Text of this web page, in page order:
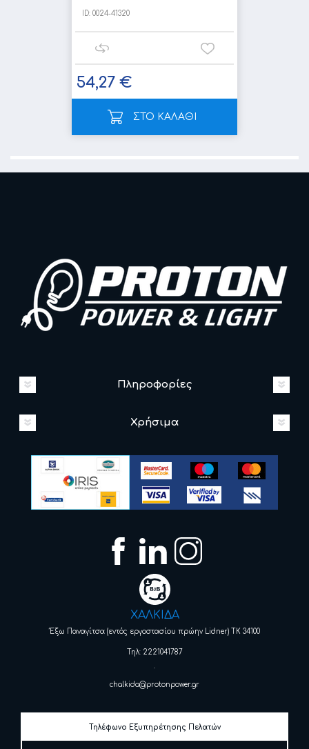
ID: 0024-41320
54,27 €
ΣΤΟ ΚΑΛΑΘΙ
Πληροφορίες
Χρήσιμα
ΧΑΛΚΙΔΑ
Έξω Παναγίτσα (εντός εργοστασίου πρώην Lidner) ΤΚ 34100
Τηλ: 2221041787
chalkida@protonpower.gr
Τηλέφωνο Εξυπηρέτησης Πελατών